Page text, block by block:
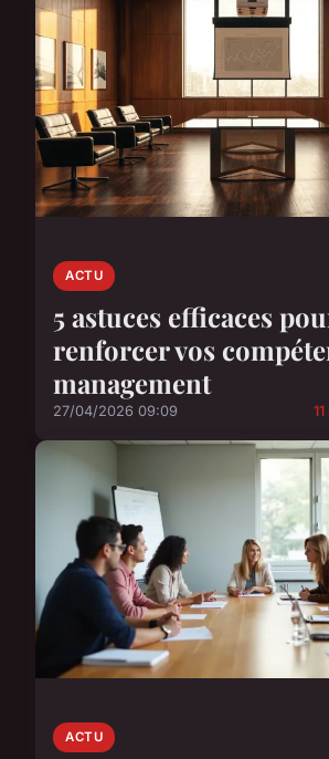
ACTU
5 astuces efficaces
renforcer vos
management
27/04/2026 09:09
ACTU